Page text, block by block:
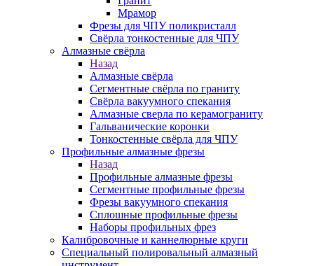
Мрамор
Фрезы для ЧПУ поликристалл
Свёрла тонкостенные для ЧПУ
Алмазные свёрла
Назад
Алмазные свёрла
Сегментные свёрла по граниту
Свёрла вакуумного спекания
Алмазные сверла по керамограниту
Гальванические коронки
Тонкостенные свёрла для ЧПУ
Профильные алмазные фрезы
Назад
Профильные алмазные фрезы
Сегментные профильные фрезы
Фрезы вакуумного спекания
Сплошные профильные фрезы
Наборы профильных фрез
Калибровочные и каннелюрные круги
Специальный полировальный алмазный